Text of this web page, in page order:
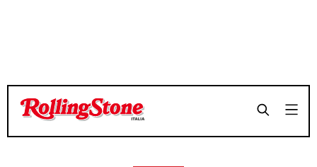
TEMPO DI LETTURA 8 MINUTI SHARE
TEMPO DI LETTURA 8 MINUTI SHARE